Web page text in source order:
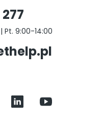
Pt. 9:00-14:00